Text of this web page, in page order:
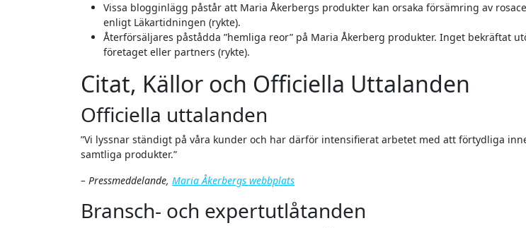
Vissa blogginlägg påstår att Maria Åkerbergs produkter kan orsaka försämring av
enligt Läkartidningen (rykte).
Återförsäljares påstådda ”hemliga reor” på Maria Åkerberg produkter. Inget bekräftat
företaget eller partners (rykte).
Citat, Källor och Officiella Uttalanden
Officiella uttalanden
”Vi lyssnar ständigt på våra kunder och har därför intensifierat arbetet med att förtydliga innehåll och märkning på
samtliga produkter.”
– Pressmeddelande, Maria Åkerbergs webbplats
Bransch- och expertutlåtanden